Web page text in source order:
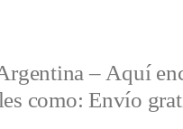
– Aquí
como: Envío